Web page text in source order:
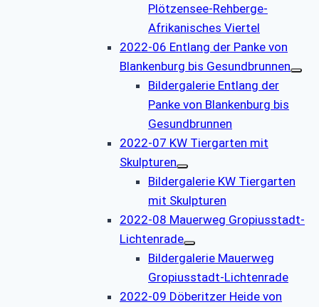
Plötzensee-Rehberge-
Afrikanisches Viertel
2022-06 Entlang der Panke von
Blankenburg bis Gesundbrunnen
Bildergalerie Entlang der
Panke von Blankenburg bis
Gesundbrunnen
2022-07 KW Tiergarten mit
Skulpturen
Bildergalerie KW Tiergarten
mit Skulpturen
2022-08 Mauerweg Gropiusstadt-
Lichtenrade
Bildergalerie Mauerweg
Gropiusstadt-Lichtenrade
2022-09 Döberitzer Heide von